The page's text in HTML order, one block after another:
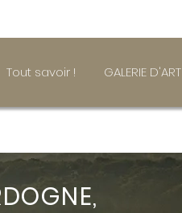
Tout savoir ! GALERIE D'ART